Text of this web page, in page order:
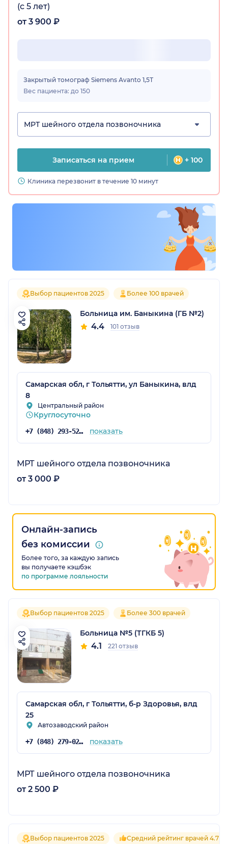
(с 5 лет)
от 3 900 ₽
Закрытый томограф Siemens Аvanto 1,5Т
Вес пациента: до 150
МРТ шейного отдела позвоночника
Записаться на прием + 100
Клиника перезвонит в течение 10 минут
Выбор пациентов 2025 Более 100 врачей
Больница им. Баныкина (ГБ №2)
4.4 101 отзыв
Самарская обл, г Тольятти, ул Баныкина, влд
8
Центральный район
Круглосуточно
+7 (848) 293-52-28 показать
МРТ шейного отдела позвоночника
от 3 000 ₽
Онлайн-запись
без комиссии
Более того, за каждую запись
вы получаете кэшбэк
по программе лояльности
Выбор пациентов 2025 Более 300 врачей
Больница №5 (ТГКБ 5)
4.1 221 отзыв
Самарская обл, г Тольятти, б-р Здоровья, влд
25
Автозаводский район
+7 (848) 279-02-03 показать
МРТ шейного отдела позвоночника
от 2 500 ₽
Выбор пациентов 2025 Средний рейтинг врачей 4.7